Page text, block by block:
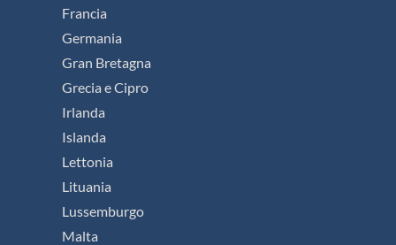
Francia
Germania
Gran Bretagna
Grecia e Cipro
Irlanda
Islanda
Lettonia
Lituania
Lussemburgo
Malta